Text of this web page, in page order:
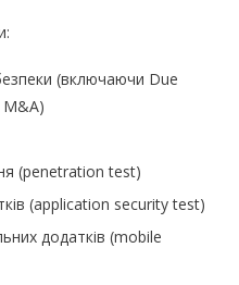
(включаючи Due
M&A)
(penetration test)
(application security test)
додатків (mobile